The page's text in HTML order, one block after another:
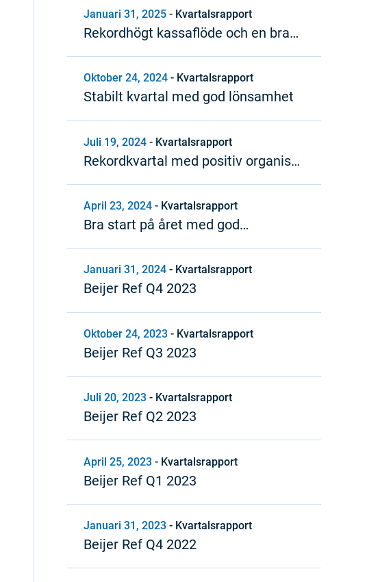
Januari 31, 2025- Kvartalsrapport
Rekordhögt kassaflöde och en bra
organisk tillväxttrend under 2024
Oktober 24, 2024- Kvartalsrapport
Stabilt kvartal med god lönsamhet
Juli 19, 2024- Kvartalsrapport
Rekordkvartal med positiv organisk
tillväxt och stark lönsamhet
April 23, 2024- Kvartalsrapport
Bra start på året med god
lönsamhet och positivt kassaflöde
Januari 31, 2024- Kvartalsrapport
Beijer Ref Q4 2023
Oktober 24, 2023- Kvartalsrapport
Beijer Ref Q3 2023
Juli 20, 2023- Kvartalsrapport
Beijer Ref Q2 2023
April 25, 2023- Kvartalsrapport
Beijer Ref Q1 2023
Januari 31, 2023- Kvartalsrapport
Beijer Ref Q4 2022